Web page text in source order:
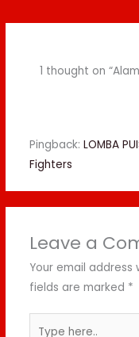
1 thought on
Pingback: LOMBA
Fighters
Leave a
Your email address
fields are marked *